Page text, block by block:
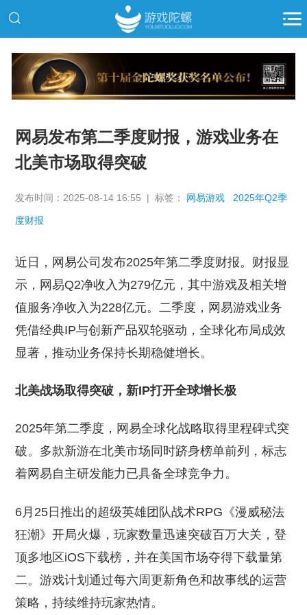
推广
网易发布第二季度财报，游戏业务在
北美市场取得突破
发布时间：2025-08-14 16:55 | 标签： 网易游戏 2025年Q2季
度财报
近日，网易公司发布2025年第二季度财报。财报显
示，网易Q2净收入为279亿元，其中游戏及相关增
值服务净收入为228亿元。二季度，网易游戏业务
凭借经典IP与创新产品双轮驱动，全球化布局成效
显著，推动业务保持长期稳健增长。
北美战场取得突破，新IP打开全球增长极
2025年第二季度，网易全球化战略取得里程碑式突
破。多款新游在北美市场同时跻身榜单前列，标志
着网易自主研发能力已具备全球竞争力。
6月25日推出的超级英雄团队战术RPG《漫威秘法
狂潮》开局火爆，玩家数量迅速突破百万大关，登
顶多地区iOS下载榜，并在美国市场夺得下载量第
二。游戏计划通过每六周更新角色和故事线的运营
策略，持续维持玩家热情。